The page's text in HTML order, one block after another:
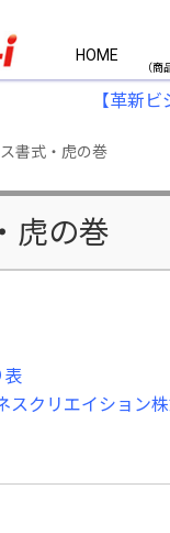
HOME
【革新
書式・虎の巻
虎の巻
表
スクリエイション